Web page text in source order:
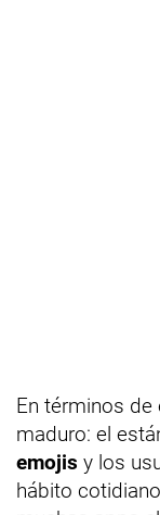
En términos de
maduro: el
emojis y los
hábito